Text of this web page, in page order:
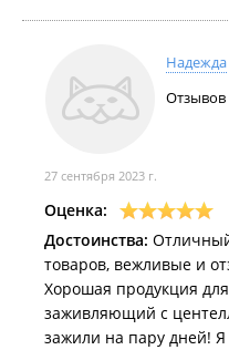
Надежда
Отзывов
27 сентября 2023 г.
Оценка:
Достоинства:
товаров, вежливые и
Хорошая продукция
заживляющий с
зажили на пару дней! Я